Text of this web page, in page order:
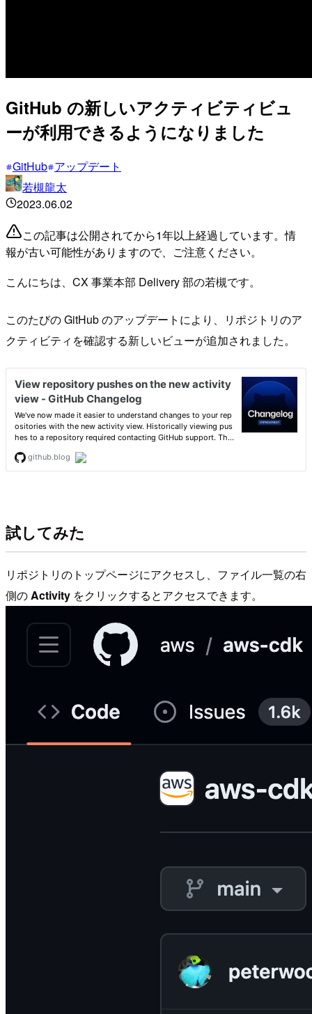
GitHub の新しいアクティビティビュ
ーが利用できるようになりました
GitHub アップデート
若槻龍太
2023.06.02
この記事は公開されてから1年以上経過しています。情
報が古い可能性がありますので、ご注意ください。
こんにちは、CX 事業本部 Delivery 部の若槻です。
このたびの GitHub のアップデートにより、リポジトリのア
クティビティを確認する新しいビューが追加されました。
試してみた
リポジトリのトップページにアクセスし、ファイル一覧の右
側のActivity をクリックするとアクセスできます。